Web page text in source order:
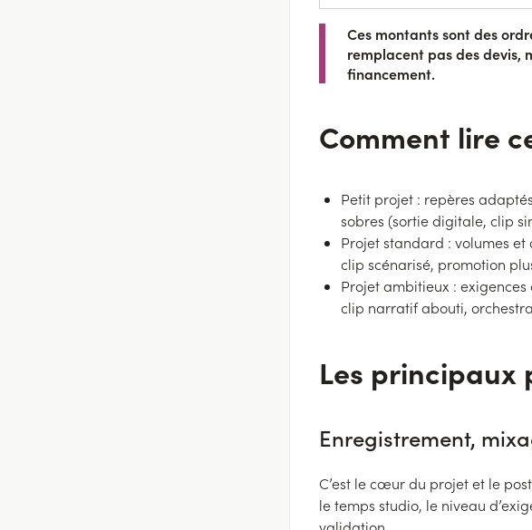
Ces montants sont des
remplacent pas des
financement.
Comment lire
Petit projet : repères
sobres (sortie digitale, clip
Projet standard : volumes
clip scénarisé, promotion
Projet ambitieux :
clip narratif abouti,
Les principaux
Enregistrement,
C’est le cœur du projet et le
le temps studio, le niveau